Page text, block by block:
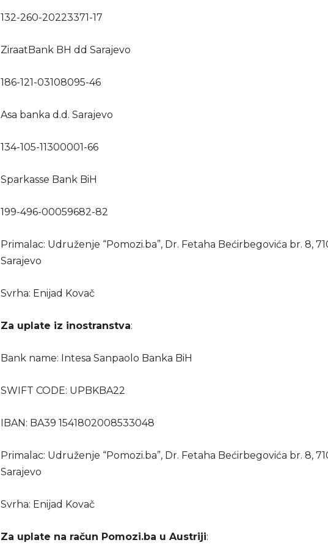
132-260-20223371-17
ZiraatBank BH dd Sarajevo
186-121-03108095-46
Asa banka d.d. Sarajevo
134-105-11300001-66
Sparkasse Bank BiH
199-496-00059682-82
Primalac: Udruženje “Pomozi.ba”, Dr. Fetaha Bećirbegovića br. 8,
Sarajevo
Svrha: Enijad Kovač
Za uplate iz inostranstva:
Bank name: Intesa Sanpaolo Banka BiH
SWIFT CODE: UPBKBA22
IBAN: BA39 1541802008533048
Primalac: Udruženje “Pomozi.ba”, Dr. Fetaha Bećirbegovića br. 8,
Sarajevo
Svrha: Enijad Kovač
Za uplate na račun Pomozi.ba u Austriji: